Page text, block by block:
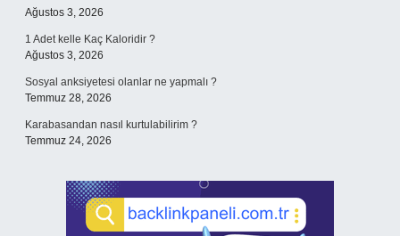
Ağustos 3, 2026
1 Adet kelle Kaç Kaloridir ?
Ağustos 3, 2026
Sosyal anksiyetesi olanlar ne yapmalı ?
Temmuz 28, 2026
Karabasandan nasıl kurtulabilirim ?
Temmuz 24, 2026